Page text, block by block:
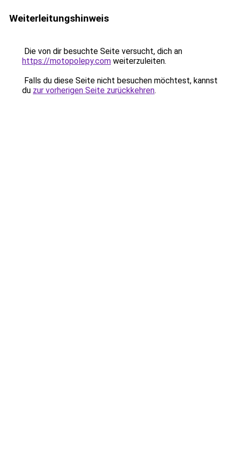
Weiterleitungshinweis
Die von dir besuchte Seite versucht, dich an
https://motopolepy.com weiterzuleiten.
Falls du diese Seite nicht besuchen möchtest, kannst
du zur vorherigen Seite zurückkehren.